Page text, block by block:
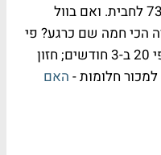
יותר עבר לירידות ונסחר סביב 73.5$ לחבית. ואם בוול
הכי חמה שם כרגע? פי
8 מאז ההנפקה בתחילת החודש, פי 20 ב-3 חודשים; חזון
חלומות - האם